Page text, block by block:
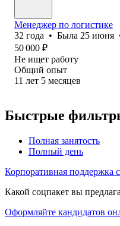
Менеджер по логистике
32 года • Была 25 июня
50 000 ₽
Не ищет работу
Общий опыт
11 лет 5 месяцев
Быстрые
Полная занятость
Полный день
Корпоративная поддержка
Какой соцпакет вы
Оформляйте кандидатов